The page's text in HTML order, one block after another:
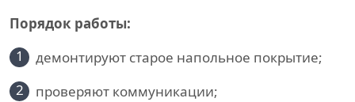
Порядок работы:
1
демонтируют старое напольное покрытие;
2
проверяют коммуникации;